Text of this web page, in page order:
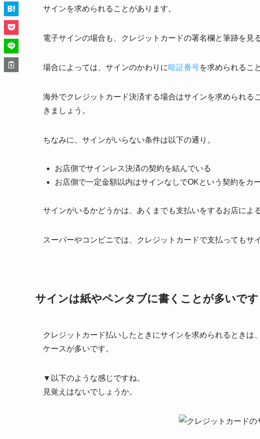
サインを求められることがあります。
電子サインの場合も、クレジットカードの署名欄と筆跡を見
場合によっては、サインのかわりに暗証番号を求められるこ
海外でクレジットカード決済する場合はサインを求められる
きましょう。
ちなみに、サインがいらない条件は以下の通り。
お店側でサインレス決済の契約を結んでいる
お店側で一定金額以内はサインなしでOKという契約をカ
サインがいるかどうかは、あくまでも支払いをするお店によ
スーパーやコンビニでは、クレジットカードで支払ってもサ
サインは紙やペンタブに書くことが多いです
クレジットカード払いしたときにサインを求められるときは
ケースが多いです。
▼以下のような感じですね。
見覚えはないでしょうか。